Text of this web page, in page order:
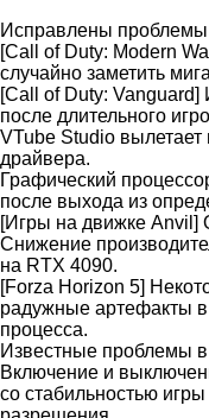
Исправлены проблемы
[Call of Duty: Modern
случайно заметить
[Call of Duty: Vanguard]
после длительного
VTube Studio
драйвера.
Графический
после выхода из
[Игры на движке Anvil]
Снижение
на RTX 4090.
[Forza Horizon 5]
радужные артефакты в
процесса.
Известные проблемы
Включение и
со стабильностью